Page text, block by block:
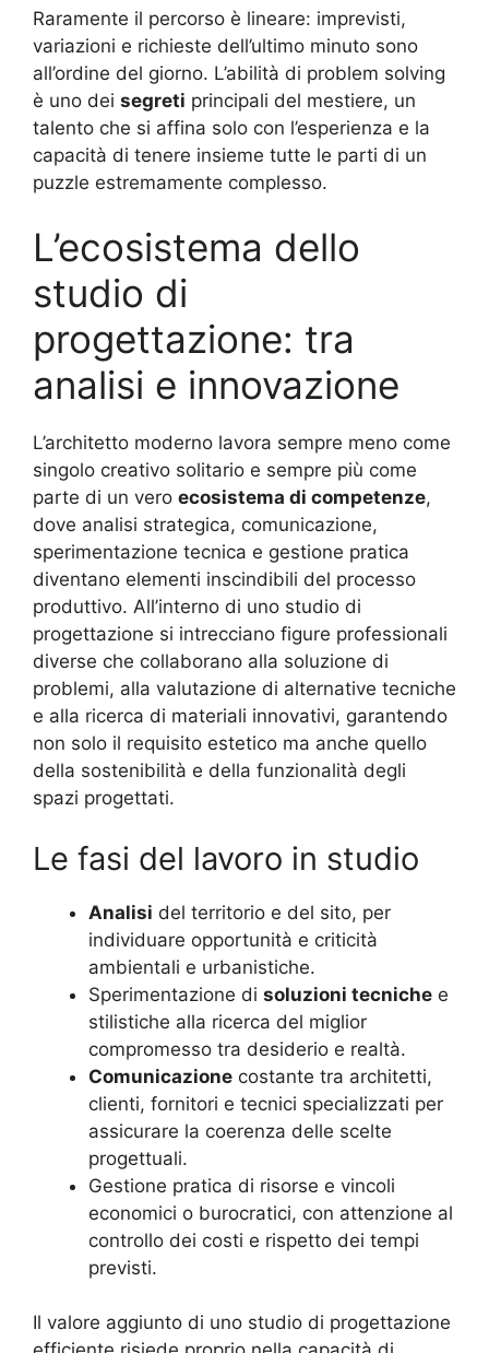
Raramente il percorso è lineare: imprevisti,
variazioni e richieste dell’ultimo minuto sono
all’ordine del giorno. L’abilità di problem solving
è uno dei segreti principali del mestiere, un
talento che si affina solo con l’esperienza e la
capacità di tenere insieme tutte le parti di un
puzzle estremamente complesso.
L’ecosistema dello
studio di
progettazione: tra
analisi e innovazione
L’architetto moderno lavora sempre meno come
singolo creativo solitario e sempre più come
parte di un vero ecosistema di competenze,
dove analisi strategica, comunicazione,
sperimentazione tecnica e gestione pratica
diventano elementi inscindibili del processo
produttivo. All’interno di uno studio di
progettazione si intrecciano figure professionali
diverse che collaborano alla soluzione di
problemi, alla valutazione di alternative tecniche
e alla ricerca di materiali innovativi, garantendo
non solo il requisito estetico ma anche quello
della sostenibilità e della funzionalità degli
spazi progettati.
Le fasi del lavoro in studio
Analisi del territorio e del sito, per
individuare opportunità e criticità
ambientali e urbanistiche.
Sperimentazione di soluzioni tecniche e
stilistiche alla ricerca del miglior
compromesso tra desiderio e realtà.
Comunicazione costante tra architetti,
clienti, fornitori e tecnici specializzati per
assicurare la coerenza delle scelte
progettuali.
Gestione pratica di risorse e vincoli
economici o burocratici, con attenzione al
controllo dei costi e rispetto dei tempi
previsti.
Il valore aggiunto di uno studio di progettazione